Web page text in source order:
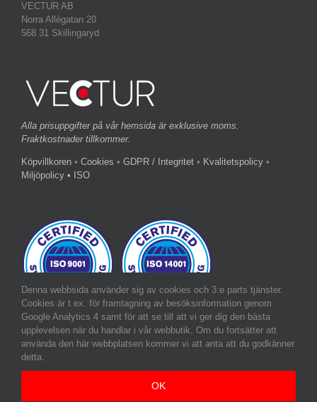
VECTUR AB
Norra Allégatan 20
568 31 Skillingaryd
Alla prisuppgifter på vår hemsida är exklusive moms.
Fraktkostnader tillkommer.
Köpvillkoren • Cookies • GDPR / Integritet • Kvalitetspolicy •
Miljöpolicy • ISO
Denna webbsida använder sig av cookies och 3:e parts tjänster.
Cookies är t.ex. för framtagning av besöksinformation genom
Google Analytics 4 samt för att se till att vi ger dig den bästa
upplevelsen när du handlar i vår webbutik. Om du fortsätter att
använda den här webbplatsen kommer vi att anta att du godkänner
detta.
OK